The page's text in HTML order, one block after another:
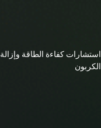
استشارات كفاءة الطاقة وإزالة
الكربون